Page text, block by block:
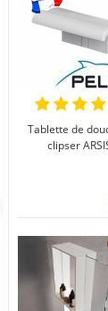
Tablette de
clipser